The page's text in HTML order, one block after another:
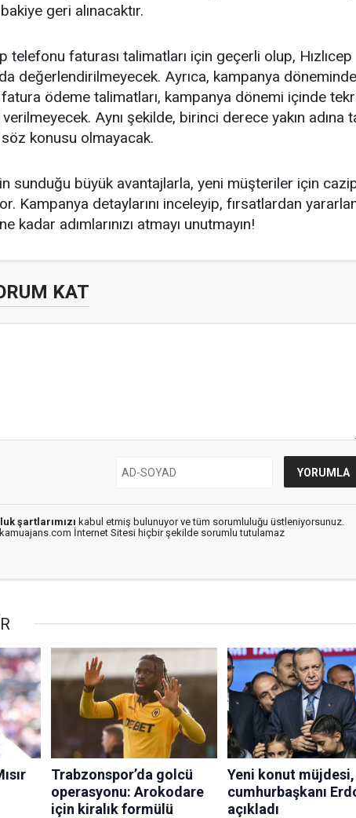
geri alınacaktır.
telefonu faturası talimatları için geçerli olup, Hızlıcep
değerlendirilmeyecek. Ayrıca, kampanya
ödeme talimatları, kampanya dönemi içinde
Aynı şekilde, birinci derece yakın adına
konusu olmayacak.
sunduğu büyük avantajlarla, yeni müşteriler için
Kampanya detaylarını inceleyip, fırsatlardan
kadar adımlarınızı atmayı unutmayın!
KAT
şartlarımızı kabul etmiş bulunuyor ve tüm sorumluluğu üstleniyorsunuz.
İnternet Sitesi hiçbir şekilde sorumlu tutulamaz